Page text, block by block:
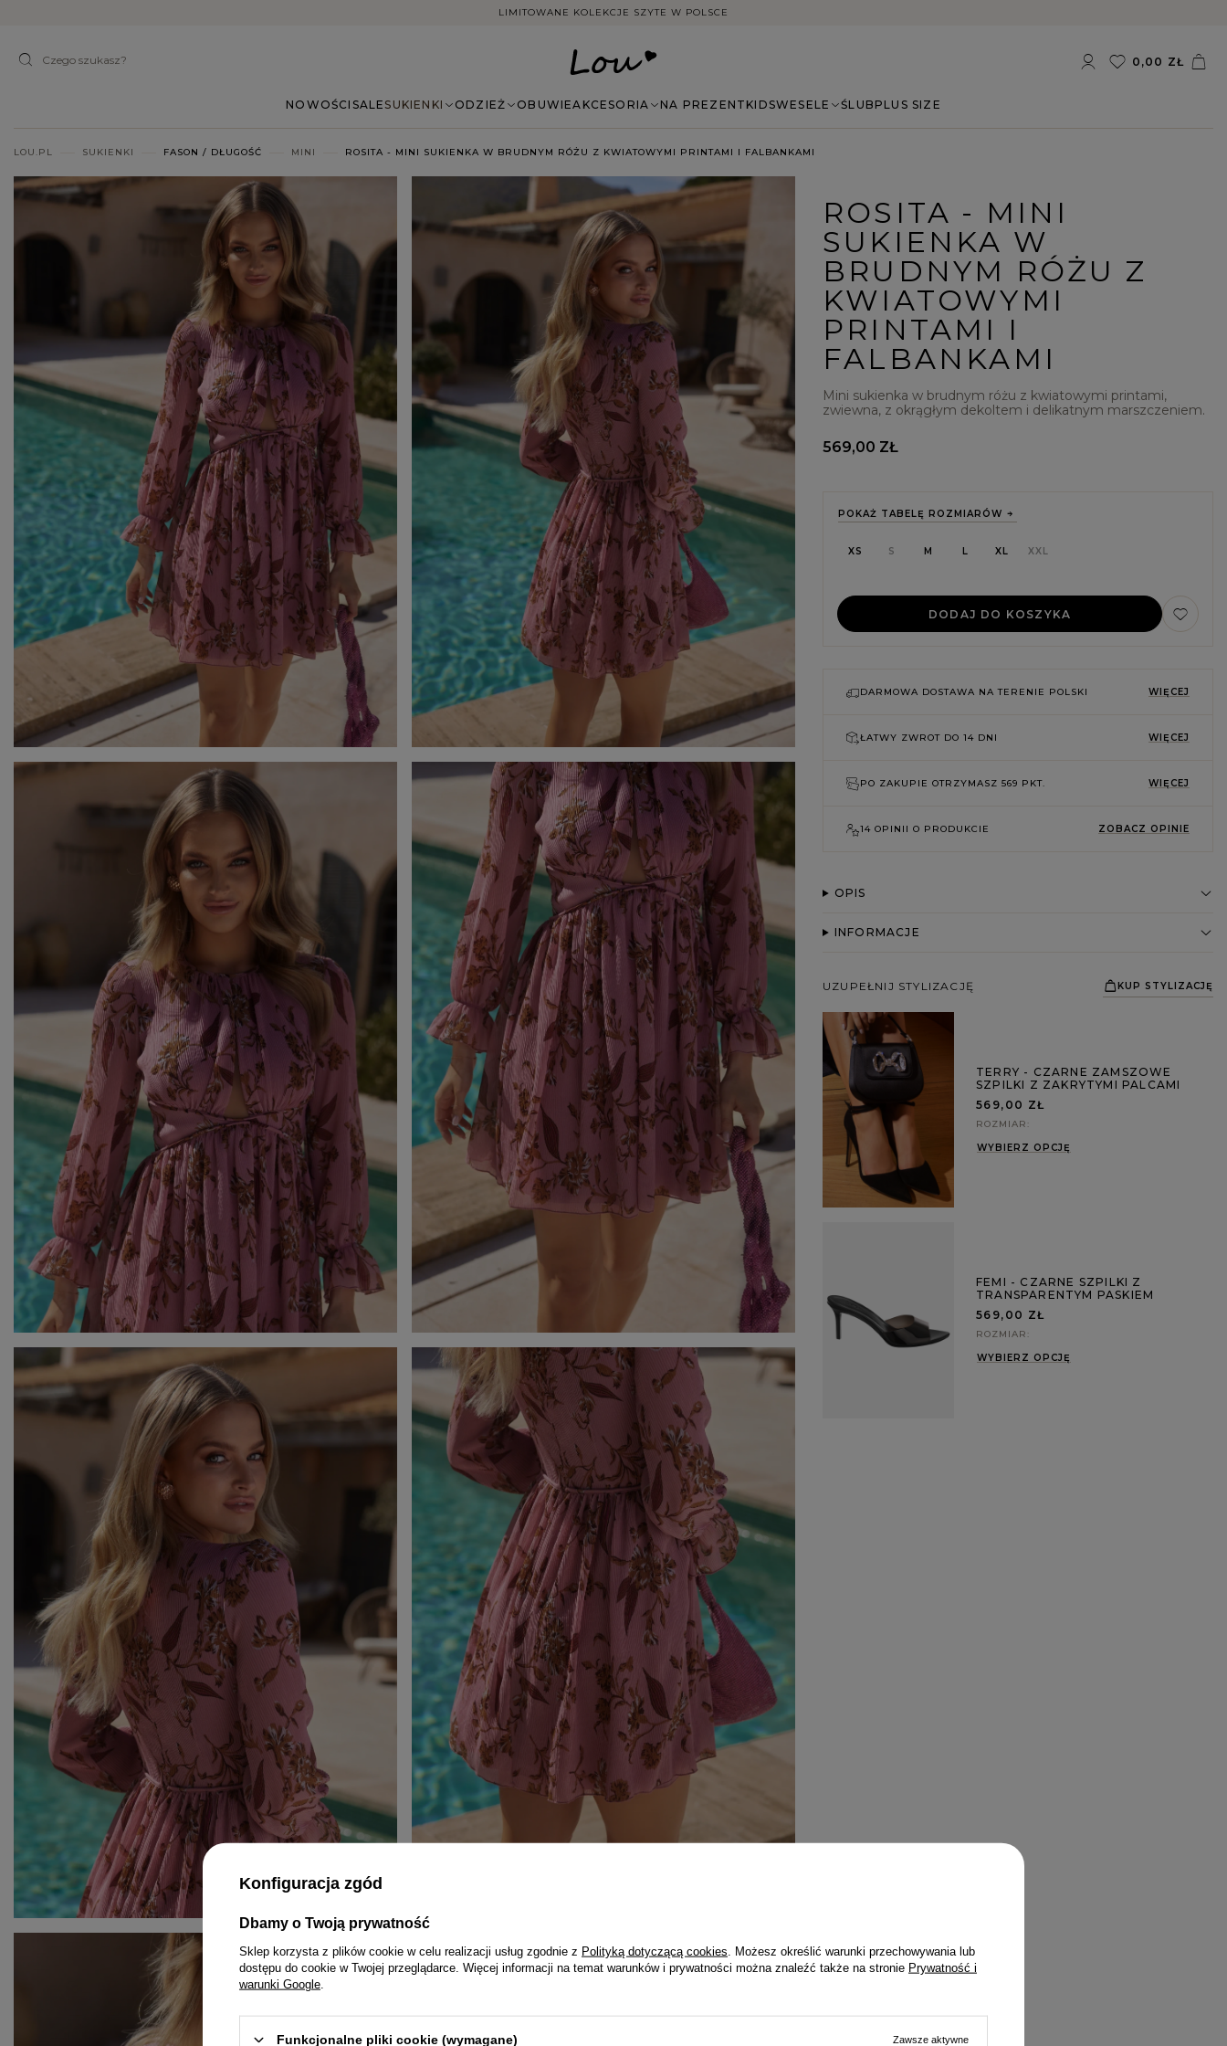
DARMOWA DOSTAWA ZAMÓWIEŃ NA TERENIE POLSKI
0,00 ZŁ
NOWOŚCI SALE SUKIENKI
NA WESELE BESTSELLERY ZOBACZ WSZYSTKIE
Okazja
WESELE
ŚWIĘTA
WIECZOROWE
KARNAWAŁOWE
IMPREZOWE
WIZYTOWE
CASUALOWE
KOKTAJLOWE
KORONKOWE
DOPASOWANE
ROZKLOSZOWANE
ASYMETRYCZNE
BIZNESOWE
BOHO
JEANSOWE
Z CEKINAMI
DLA KOBIET W CIĄŻY
Sezon / Tkanina
ZIMOWE
MINI
MIDI
MAXI
Rękaw / Ramiączka
Z DŁUGIM RĘKAWEM
Z KRÓTKIM RĘKAWEM
NA RAMIĄCZKACH
Dekolt
BEZ DEKOLTU
NA PLECACH
KWADRATOWY
KOPERTOWY
KARO
ASYMETRYCZNY
CARMEN
CZERWONE
BEŻOWE
BIAŁE
ZIELONE
BRĄZOWE
ŻÓŁTE
PRINTY
KREMOWE
ZOBACZ WSZYSTKIE ODKRYJ NOWOŚCI
ODZIEŻ OBUWIEAKCESORIA
GUMKI DO WŁOSÓW
NA PREZENT KIDSWESELE ŚLUB PLUS SIZE
LOU.PL SUKIENKI FASON / DŁUGOŚĆ MINI ROSITA - MINI SUKIENKA W BRUDNYM RÓŻU Z KWIATOWYMI PRINTAMI I FALBANKAMI
ROSITA - MINI
SUKIENKA W
BRUDNYM RÓŻU Z
KWIATOWYMI
PRINTAMI I
FALBANKAMI
Mini sukienka w brudnym różu z kwiatowymi printami,
zwiewna, z okrągłym dekoltem i delikatnym marszczeniem.
POKAŻ TABELĘ ROZMIARÓW
XS S M L XL XXL
DODAJ DO KOSZYKA
569,00 ZŁ
DARMOWA DOSTAWA NA TERENIE POLSKI WIĘCEJ
ŁATWY ZWROT DO 14 DNI WIĘCEJ
PO ZAKUPIE OTRZYMASZ 569 PKT. WIĘCEJ
14 OPINII O PRODUKCIE ZOBACZ OPINIE
OPIS
INFORMACJE
UZUPEŁNIJ STYLIZACJĘ
TERRY - CZARNE ZAMSZOWE
SZPILKI Z ZAKRYTYMI PALCAMI
569,00 ZŁ
ROZMIAR
WYBIERZ OPCJĘ
FEMI - CZARNE SZPILKI Z
TRANSPARENTYM PASKIEM
569,00 ZŁ
ROZMIAR
WYBIERZ OPCJĘ
KUP STYLIZACJĘ
Konfiguracja zgód
Dbamy o Twoją prywatność
Sklep korzysta z plików cookie w celu realizacji usług zgodnie z Polityką dotyczącą cookies . Możesz określić warunki przechowywania lub
dostępu do cookie w Twojej przeglądarce. Więcej informacji na temat warunków i prywatności można znaleźć także na stronie Prywatność i
warunki Google
Funkcjonalne pliki cookie (wymagane) Zawsze aktywne